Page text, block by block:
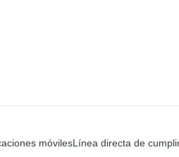
móvilesLínea directa de